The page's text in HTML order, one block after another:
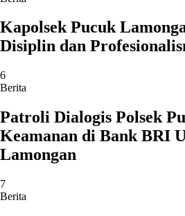
Kapolsek Pucuk
Disiplin dan
6
Berita
Patroli Dialogis Polsek
Keamanan di Bank BRI
Lamongan
7
Berita